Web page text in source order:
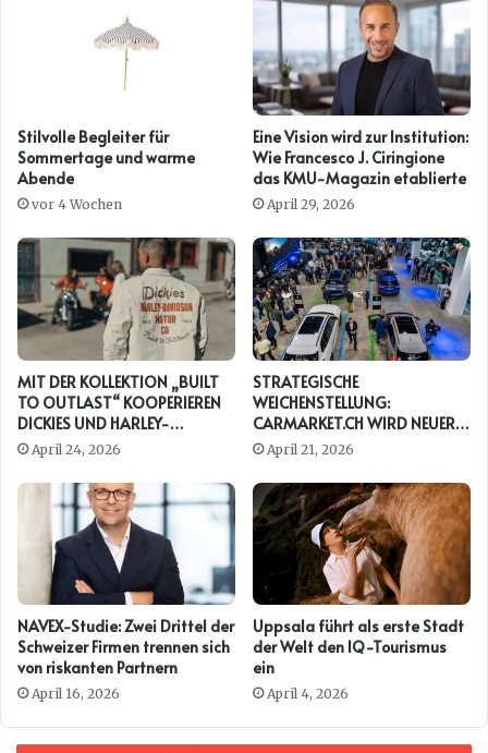
Stilvolle Begleiter für
Sommertage und warme
Abende
vor 4 Wochen
Eine Vision wird zur Institution:
Wie Francesco J. Ciringione
das KMU-Magazin etablierte
April 29, 2026
MIT DER KOLLEKTION „BUILT
TO OUTLAST“ KOOPERIEREN
DICKIES UND HARLEY-
DAVIDSON ERNEUT
April 24, 2026
STRATEGISCHE
WEICHENSTELLUNG:
CARMARKET.CH WIRD NEUER
PRESENTING PARTNER DER
AUTO ZÜRICH
April 21, 2026
NAVEX-Studie: Zwei Drittel der
Schweizer Firmen trennen sich
von riskanten Partnern
April 16, 2026
Uppsala führt als erste Stadt
der Welt den IQ-Tourismus
ein
April 4, 2026